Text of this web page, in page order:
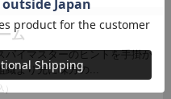
ム
パイマスターのヒントを手掛か
織より先に味方の...
）